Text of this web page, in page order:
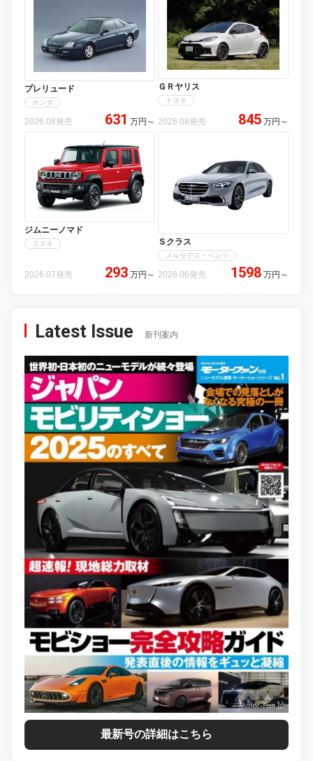
プレリュード
ホンダ
2026.08発売 631 万円 ～
ＧＲヤリス
トヨタ
2026.08発売 845 万円 ～
ジムニーノマド
スズキ
2026.07発売 293 万円 ～
Ｓクラス
メルセデス・ベンツ
2026.06発売 1598 万円 ～
Latest Issue 新刊案内
最新号の詳細はこちら